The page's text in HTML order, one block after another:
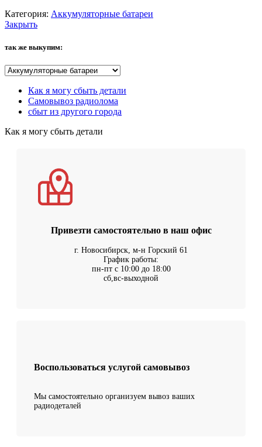
Категория: Аккумуляторные батареи
Закрыть
так же выкупим:
Как я могу сбыть детали
Самовывоз радиолома
сбыт из другого города
Как я могу сбыть детали
Привезти самостоятельно в наш офис
г. Новосибирск, м-н Горский 61
График работы:
пн-пт с 10:00 до 18:00
сб,вс-выходной
Воспользоваться услугой самовывоз
Мы самостоятельно организуем вывоз ваших
радиодеталей